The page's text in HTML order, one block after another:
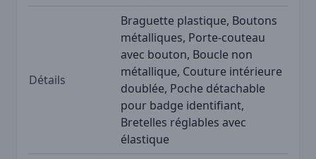
Détails
Braguette plastique, Boutons
métalliques, Porte-couteau
avec bouton, Boucle non
métallique, Couture intérieure
doublée, Poche détachable
pour badge identifiant,
Bretelles réglables avec
élastique